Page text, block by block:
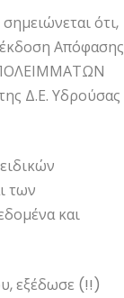
σημειώνεται ότι,
Απόφασης
Δ.Ε. Υδρούσας
των
και
εξέδωσε (!!)